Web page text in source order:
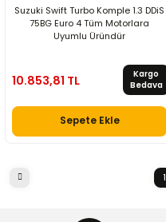
Suzuki Swift Turbo Komple 1.3 DDiS
75BG Euro 4 Tüm Motorlara
Uyumlu Üründür
10.853,81 TL
Kargo
Bedava
Sepete Ekle
1